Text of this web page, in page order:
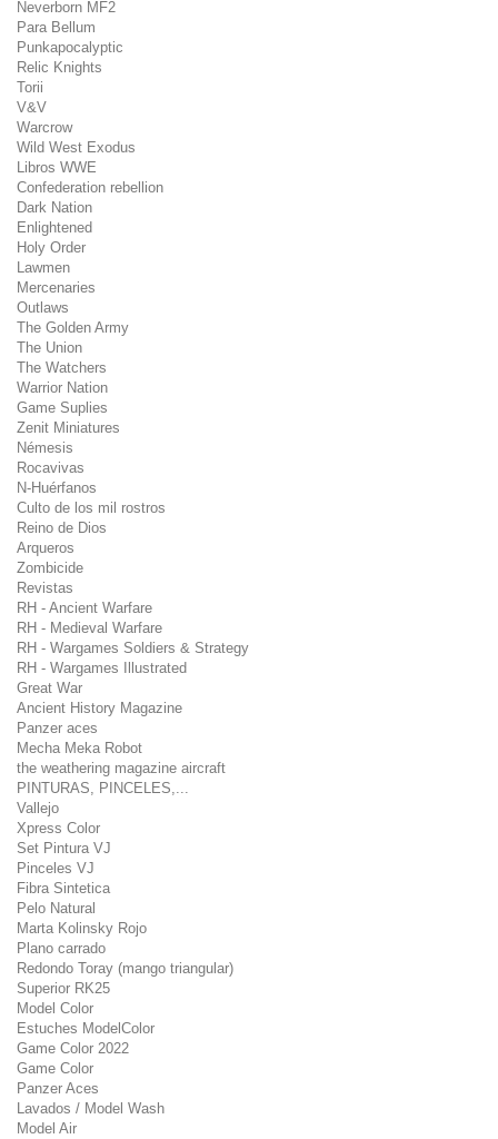
Neverborn MF2
Para Bellum
Punkapocalyptic
Relic Knights
Torii
V&V
Warcrow
Wild West Exodus
Libros WWE
Confederation rebellion
Dark Nation
Enlightened
Holy Order
Lawmen
Mercenaries
Outlaws
The Golden Army
The Union
The Watchers
Warrior Nation
Game Suplies
Zenit Miniatures
Némesis
Rocavivas
N-Huérfanos
Culto de los mil rostros
Reino de Dios
Arqueros
Zombicide
Revistas
RH - Ancient Warfare
RH - Medieval Warfare
RH - Wargames Soldiers & Strategy
RH - Wargames Illustrated
Great War
Ancient History Magazine
Panzer aces
Mecha Meka Robot
the weathering magazine aircraft
PINTURAS, PINCELES,...
Vallejo
Xpress Color
Set Pintura VJ
Pinceles VJ
Fibra Sintetica
Pelo Natural
Marta Kolinsky Rojo
Plano carrado
Redondo Toray (mango triangular)
Superior RK25
Model Color
Estuches ModelColor
Game Color 2022
Game Color
Panzer Aces
Lavados / Model Wash
Model Air